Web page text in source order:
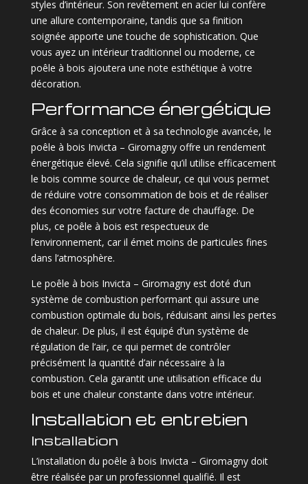
styles d’intérieur. Son revêtement en acier lui confère
une allure contemporaine, tandis que sa finition
soignée apporte une touche de sophistication. Que
vous ayez un intérieur traditionnel ou moderne, ce
poêle à bois ajoutera une note esthétique à votre
décoration.
Performance énergétique
Grâce à sa conception et à sa technologie avancée, le
poêle à bois Invicta – Giromagny offre un rendement
énergétique élevé. Cela signifie qu’il utilise efficacement
le bois comme source de chaleur, ce qui vous permet
de réduire votre consommation de bois et de réaliser
des économies sur votre facture de chauffage. De
plus, ce poêle à bois est respectueux de
l’environnement, car il émet moins de particules fines
dans l’atmosphère.
Le poêle à bois Invicta – Giromagny est doté d’un
système de combustion performant qui assure une
combustion optimale du bois, réduisant ainsi les pertes
de chaleur. De plus, il est équipé d’un système de
régulation de l’air, ce qui permet de contrôler
précisément la quantité d’air nécessaire à la
combustion. Cela garantit une utilisation efficace du
bois et une chaleur constante dans votre intérieur.
Installation et entretien
Installation
L’installation du poêle à bois Invicta – Giromagny doit
être réalisée par un professionnel qualifié. Il est